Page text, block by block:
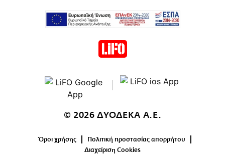
© 2026 ΔΥΟΔΕΚΑ Α.Ε.
Όροι χρήσης
Πολιτική προστασίας απορρήτου
Διαχείριση Cookies